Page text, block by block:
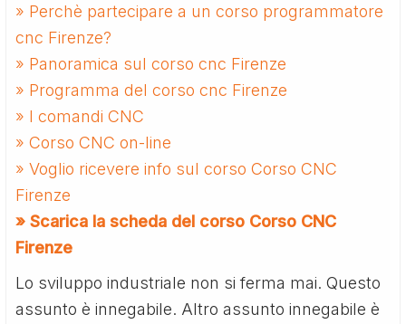
» Perchè partecipare a un corso programmatore
cnc Firenze?
» Panoramica sul corso cnc Firenze
» Programma del corso cnc Firenze
» I comandi CNC
» Corso CNC on-line
» Voglio ricevere info sul corso Corso CNC
Firenze
» Scarica la scheda del corso Corso CNC
Firenze
Lo sviluppo industriale non si ferma mai. Questo
assunto è innegabile. Altro assunto innegabile è